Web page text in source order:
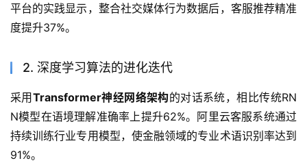
平台的实践显示，整合社交媒体行为数据后，客服推荐精准
度提升37%。
2. 深度学习算法的进化迭代
采用 Transformer神经网络架构的对话系统，相比传统RN
N模型在语境理解准确率上提升62%。阿里云客服系统通过
持续训练行业专用模型，使金融领域的专业术语识别率达到
91%。